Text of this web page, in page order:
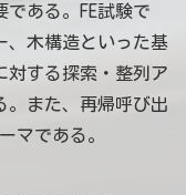
ある。FE試験で
、木構造といった基
対する探索・整列ア
。また、再帰呼び出
マである。